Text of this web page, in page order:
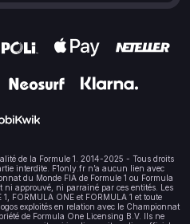
de la Formule 1. 2014-2025 - Tous droits
interdite. F1only.fr n’a aucun lien avec
du Monde FIA de Formule 1 ou Formula
ni approuvé, ni parrainé par ces entités. Les
FORMULA ONE et FORMULA 1 et toute
exploités en relation avec le Championnat
de Formula One Licensing B.V. Ils ne